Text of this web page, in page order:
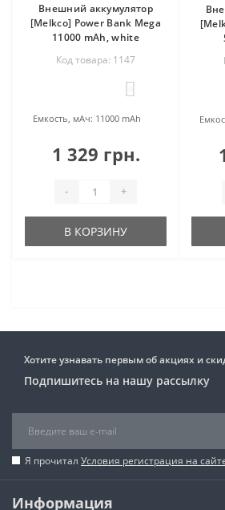
Внешний аккумулятор
[Melkco] Power Bank Mega
11000 mAh, white
Код товара: 1147
Емкость, мАч: 11000 mAh
1 329 грн.
- +
В КОРЗИНУ
Хотите узнавать первым об акциях и
Подпишитесь на нашу рассылку
Я прочитал Условия регистрация на
Информация